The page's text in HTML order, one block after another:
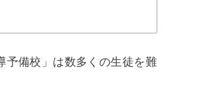
予備校」は数多くの生徒を難